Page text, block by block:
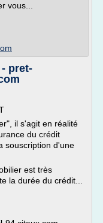
vous...
- pret-
il s'agit en réalité
du crédit
souscription d'une
est très
la durée du crédit...